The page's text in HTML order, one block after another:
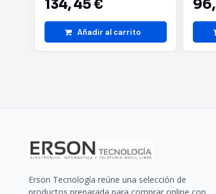
134,45 €
Añadir al carrito
96,
Erson Tecnología reúne una selección de